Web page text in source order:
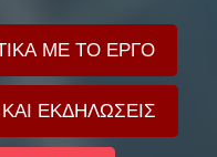
ΜΕ ΤΟ ΕΡΓΟ
ΕΚΔΗΛΩΣΕΙΣ